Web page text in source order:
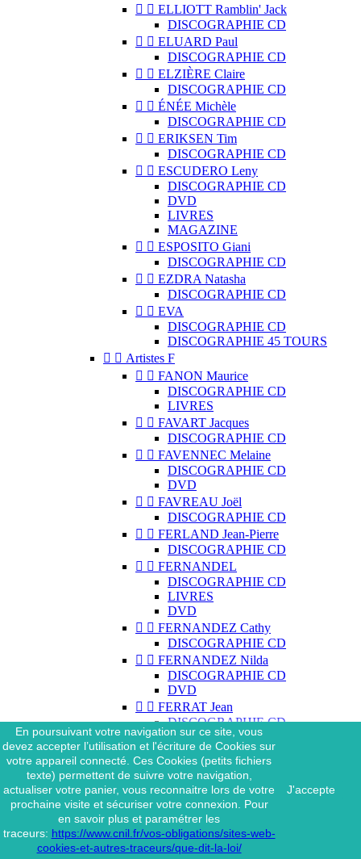
  ELLIOTT Ramblin' Jack
DISCOGRAPHIE CD
  ELUARD Paul
DISCOGRAPHIE CD
  ELZIÈRE Claire
DISCOGRAPHIE CD
  ÉNÉE Michèle
DISCOGRAPHIE CD
  ERIKSEN Tim
DISCOGRAPHIE CD
  ESCUDERO Leny
DISCOGRAPHIE CD
DVD
LIVRES
MAGAZINE
  ESPOSITO Giani
DISCOGRAPHIE CD
  EZDRA Natasha
DISCOGRAPHIE CD
  EVA
DISCOGRAPHIE CD
DISCOGRAPHIE 45 TOURS
  Artistes F
  FANON Maurice
DISCOGRAPHIE CD
LIVRES
  FAVART Jacques
DISCOGRAPHIE CD
  FAVENNEC Melaine
DISCOGRAPHIE CD
DVD
  FAVREAU Joël
DISCOGRAPHIE CD
  FERLAND Jean-Pierre
DISCOGRAPHIE CD
  FERNANDEL
DISCOGRAPHIE CD
LIVRES
DVD
  FERNANDEZ Cathy
DISCOGRAPHIE CD
  FERNANDEZ Nilda
DISCOGRAPHIE CD
DVD
  FERRAT Jean
DISCOGRAPHIE CD
DISCOGRAPHIE 45 TOURS
DISCOGRAPHIE 33 TOURS
DVD
MAGAZINE
  FERRAT Jean & SES
INTERPRÈTES
DISCOGRAPHIE CD
  FERRÉ Léo
En poursuivant votre navigation sur ce site, vous
devez accepter l’utilisation et l'écriture de Cookies sur
votre appareil connecté. Ces Cookies (petits fichiers
texte) permettent de suivre votre navigation,
actualiser votre panier, vous reconnaitre lors de votre
prochaine visite et sécuriser votre connexion. Pour
en savoir plus et paramétrer les
traceurs: https://www.cnil.fr/vos-obligations/sites-web-
cookies-et-autres-traceurs/que-dit-la-loi/
J'accepte